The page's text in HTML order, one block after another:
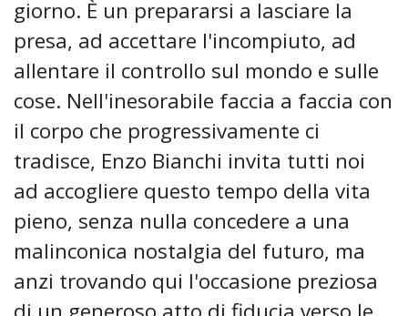
giorno. È un prepararsi a lasciare la
presa, ad accettare l'incompiuto, ad
allentare il controllo sul mondo e sulle
cose. Nell'inesorabile faccia a faccia con
il corpo che progressivamente ci
tradisce, Enzo Bianchi invita tutti noi
ad accogliere questo tempo della vita
pieno, senza nulla concedere a una
malinconica nostalgia del futuro, ma
anzi trovando qui l'occasione preziosa